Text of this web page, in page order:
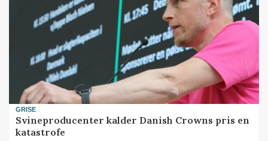
GRISE
Svineproducenter kalder Danish Crowns pris en
katastrofe